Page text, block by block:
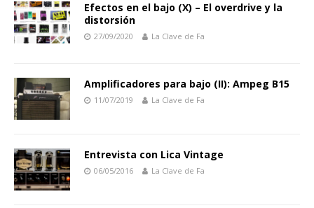
Efectos en el bajo (X) – El overdrive y la
distorsión
27/09/2020 La Clave de Fa
Amplificadores para bajo (II): Ampeg B15
11/07/2019 La Clave de Fa
Entrevista con Lica Vintage
06/05/2016 La Clave de Fa